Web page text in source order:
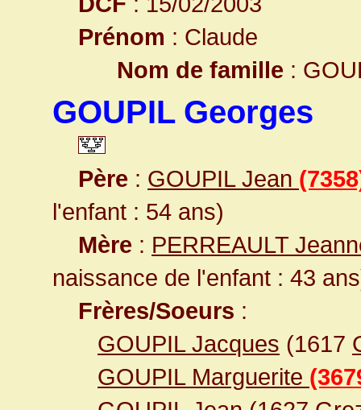
Prénom : Claude
Nom de famille :
GOUPIL Georges
Père : GOUPIL Jean
l'enfant : 54 ans)
Mère : PERREAULT
naissance de l'enfant : 43
Frères/Soeurs :
GOUPIL Jacques (1617
GOUPIL Marguerite